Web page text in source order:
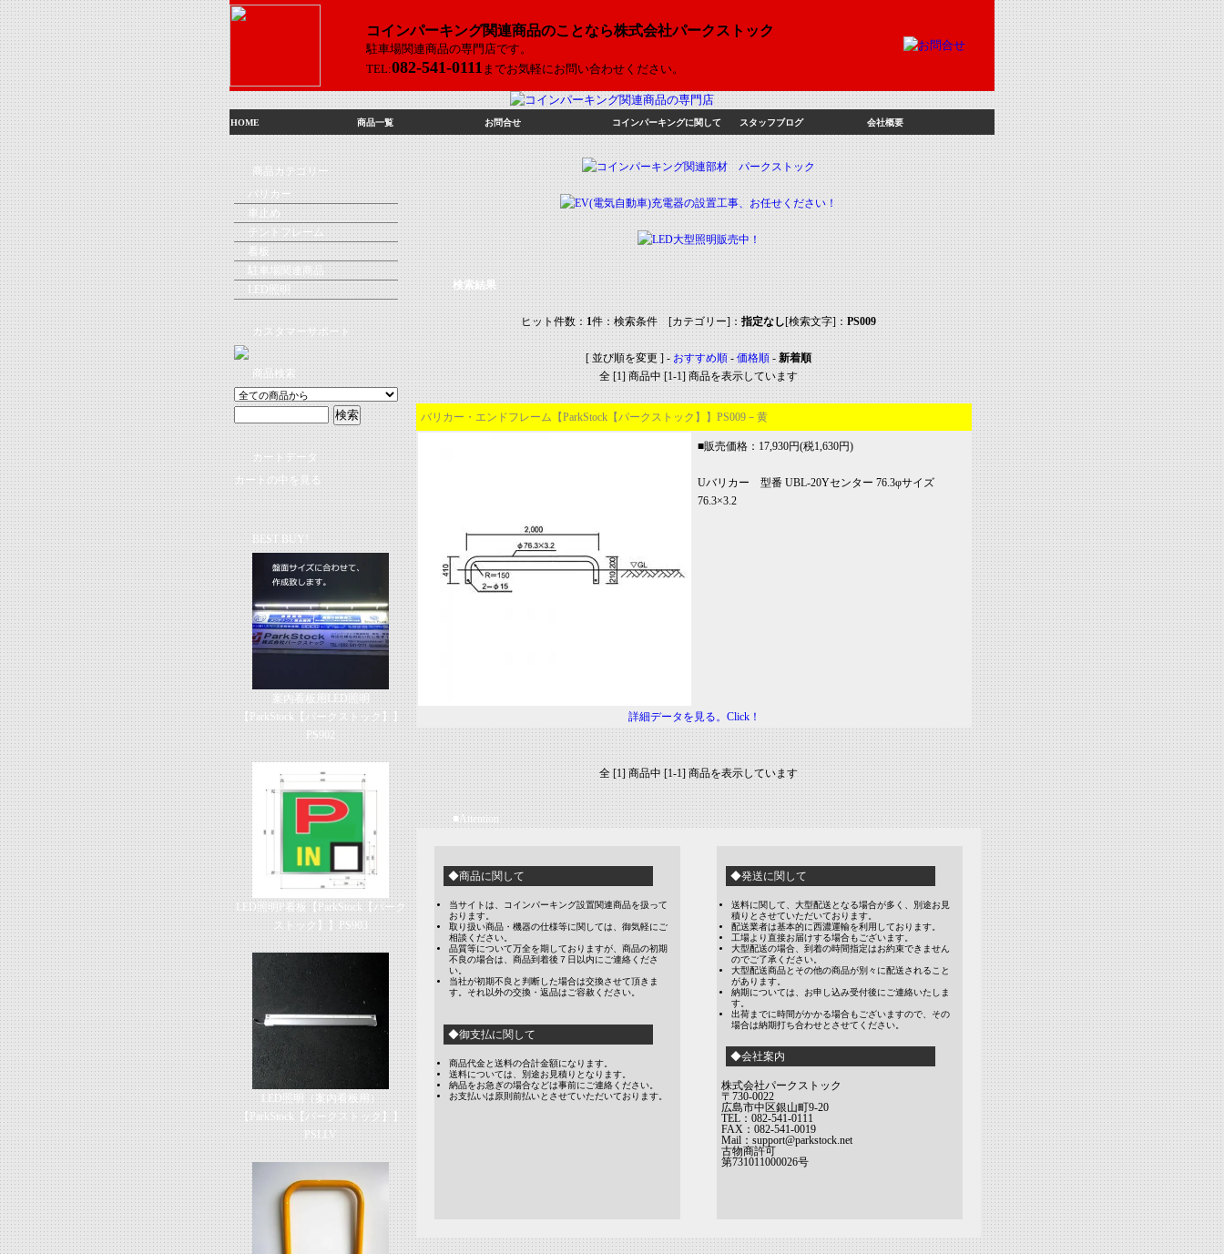
コインパーキング関連商品のことなら株式会社パークストック
駐車場関連商品の専門店です。
TEL:082-541-0111 までお気軽にお問い合わせください。
HOME 商品一覧 お問合せ コインパーキングに関して スタッフブログ 会社概要
商品カテゴリー
バリカー
車止め
テントフレーム
看板
駐車場関連商品
LED照明
カスタマーサポート
商品検索
カートデータ
カートの中を見る
BEST BUY!
案内看板用LED照明
【ParkStock【パークストック】】
PS902
LED照明P看板【ParkStock【パーク
ストック】】PS903
LED照明（案内看板用）
【ParkStock【パークストック】】
PSLLV
検索結果
ヒット件数： 1件：検索条件 [カテゴリー]：指定なし[検索文字]：PS009
[ 並び順を変更 ] - おすすめ順-価格順 -新着順
全 [1] 商品中 [1-1] 商品を表示しています
バリカー・エンドフレーム【ParkStock【パークストック】】PS009－黄
■販売価格：17,930円(税1,630円)
Uバリカー 型番 UBL-20Yセンター 76.3φサイズ
76.3×3.2
詳細データを見る。Click！
全 [1] 商品中 [1-1] 商品を表示しています
■Attention
◆商品に関して
当サイトは、コインパーキング設置関連商品を扱って
おります。
取り扱い商品・機器の仕様等に関しては、御気軽にご
相談ください。
品質等について万全を期しておりますが、商品の初期
不良の場合は、商品到着後７日以内にご連絡くださ
い。
当社が初期不良と判断した場合は交換させて頂きま
す。それ以外の交換・返品はご容赦ください。
◆御支払に関して
商品代金と送料の合計金額になります。
送料については、別途お見積りとなります。
納品をお急ぎの場合などは事前にご連絡ください。
お支払いは原則前払いとさせていただいております。
◆発送に関して
送料に関して、大型配送となる場合が多く、別途お見
積りとさせていただいております。
配送業者は基本的に西濃運輸を利用しております。
工場より直接お届けする場合もございます。
大型配送の場合、到着の時間指定はお約束できません
のでご了承ください。
大型配送商品とその他の商品が別々に配送されること
があります。
納期については、お申し込み受付後にご連絡いたしま
す。
出荷までに時間がかかる場合もございますので、その
場合は納期打ち合わせとさせてください。
◆会社案内
株式会社パークストック
〒730-0022
広島市中区銀山町9-20
TEL：082-541-0111
FAX：082-541-0019
Mail：support@parkstock.net
古物商許可
第731011000026号